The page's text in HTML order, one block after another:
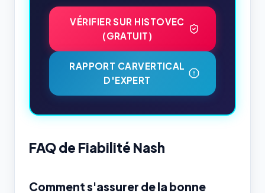
VÉRIFIER SUR HISTOVEC
(GRATUIT)
RAPPORT CARVERTICAL
D'EXPERT
FAQ de Fiabilité Nash
Comment s'assurer de la bonne